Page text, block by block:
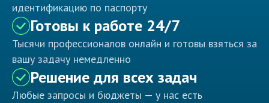
идентификацию по паспорту
Готовы к работе 24/7
Тысячи профессионалов онлайн и готовы взяться за
вашу задачу немедленно
Решение для всех задач
Любые запросы и бюджеты — у нас есть